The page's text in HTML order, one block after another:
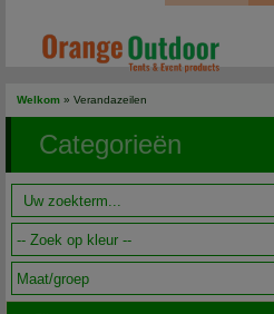
Welkom » Verandazeilen
Categorieën